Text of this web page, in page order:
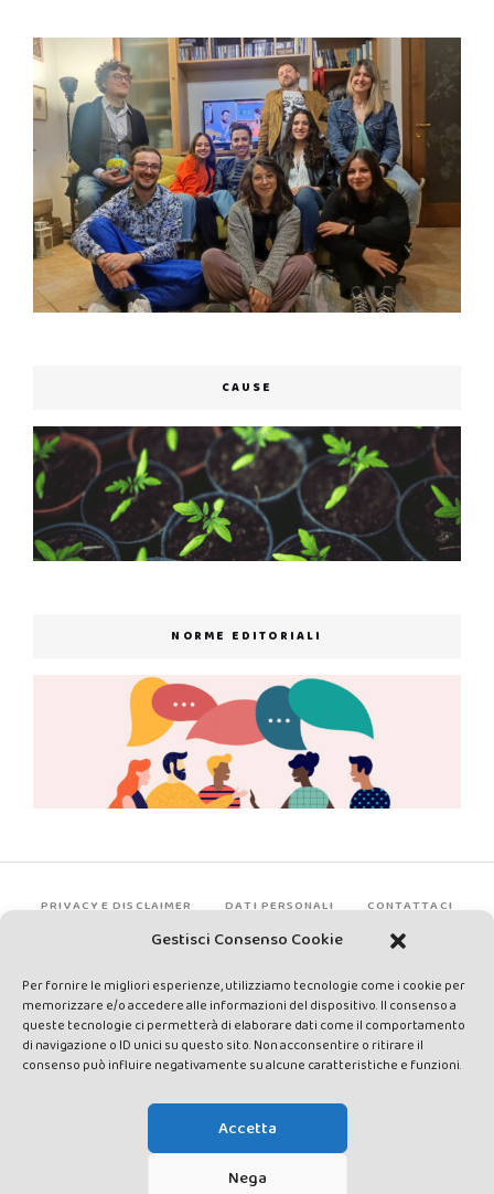
Gestisci Consenso Cookie
Per fornire le migliori esperienze, utilizziamo tecnologie come i cookie per
memorizzare e/o accedere alle informazioni del dispositivo. Il consenso a
queste tecnologie ci permetterà di elaborare dati come il comportamento
di navigazione o ID unici su questo sito. Non acconsentire o ritirare il
consenso può influire negativamente su alcune caratteristiche e funzioni.
Accetta
Nega
CAUSE
NORME EDITORIALI
PRIVACY E DISCLAIMER DATI PERSONALI CONTATTACI
rights reserved - Testata registrata presso il Tribunale di Siena con
autorizzazione n°1 del 12/04/2014 - Direttrice Responsabile: Chiara
Cacace - E-mail: direzione@lavaldichiana.it - Editore: Valdichiana
Media Srl – P.IVA e C.F. 01377300528 –